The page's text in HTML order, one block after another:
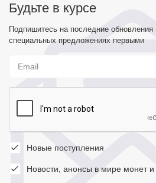
Будьте в курсе
Подпишитесь на последние обновления
специальных предложениях первыми
Новые поступления
Новости, анонсы в мире монет и